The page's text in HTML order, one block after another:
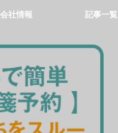
会社情報 記事一覧